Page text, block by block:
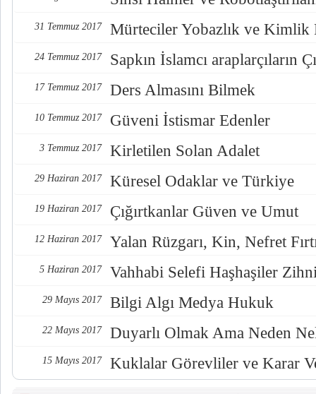
31 Temmuz 2017 Mürteciler Yobazlık ve Kimlik
24 Temmuz 2017 Sapkın İslamcı araplarçıların
17 Temmuz 2017 Ders Almasını Bilmek
10 Temmuz 2017 Güveni İstismar Edenler
3 Temmuz 2017 Kirletilen Solan Adalet
29 Haziran 2017 Küresel Odaklar ve Türkiye
19 Haziran 2017 Çığırtkanlar Güven ve Umut
12 Haziran 2017 Yalan Rüzgarı, Kin, Nefret
5 Haziran 2017 Vahhabi Selefi Haşhaşiler
29 Mayıs 2017 Bilgi Algı Medya Hukuk
22 Mayıs 2017 Duyarlı Olmak Ama Neden
15 Mayıs 2017 Kuklalar Görevliler ve Karar